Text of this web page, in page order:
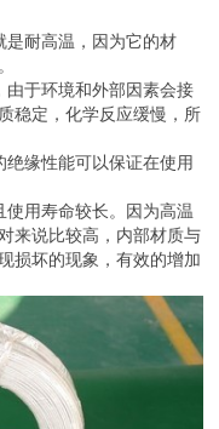
是耐高温，因为它的材
由于环境和外部因素会接
稳定，化学反应缓慢，所
缘性能可以保证在使用
用寿命较长。因为高温
来说比较高，内部材质与
损坏的现象，有效的增加